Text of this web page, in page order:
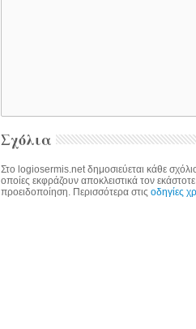
Σχόλια
Στο logiosermis.net δημοσιεύεται κάθε
οποίες εκφράζουν αποκλειστικά τον
προειδοποίηση. Περισσότερα στιςοδηγίες